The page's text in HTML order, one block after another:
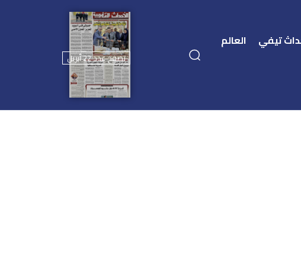
تيفي
العالم
تصفح عدد 22 أبريل